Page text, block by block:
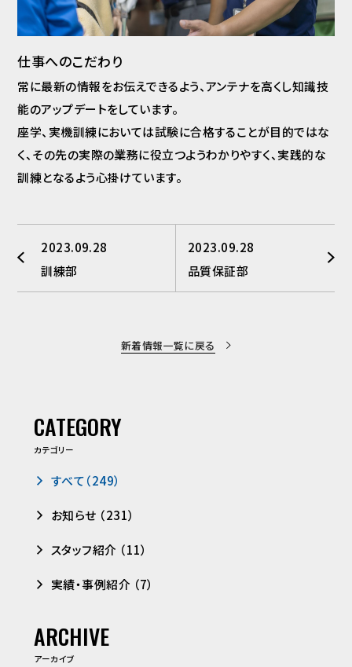
仕事へのこだわり
常に最新の情報をお伝えできるよう、アンテナを高くし知識技
能のアップデートをしています。
座学、実機訓練においては試験に合格することが目的ではな
く、その先の実際の業務に役立つようわかりやすく、実践的な
訓練となるよう心掛けています。
2023.09.28
訓練部
2023.09.28
品質保証部
新着情報一覧に戻る
CATEGORY
カテゴリー
すべて（249）
お知らせ （231）
スタッフ紹介 （11）
実績・事例紹介 （7）
ARCHIVE
アーカイブ